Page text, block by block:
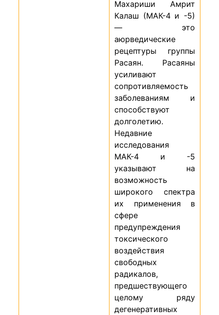
Махариши Амрит
Калаш (МАК-4 и -5)
— это
аюрведические
рецептуры группы
Расаян. Расаяны
усиливают
сопротивляемость
заболеваниям и
способствуют
долголетию.
Недавние
исследования
МАК-4 и -5
указывают на
возможность
широкого спектра
их применения в
сфере
предупреждения
токсического
воздействия
свободных
радикалов,
предшествующего
целому ряду
дегенеративных